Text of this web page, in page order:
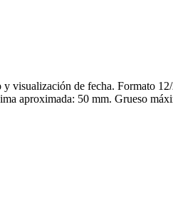
de fecha. Formato 12/
aproximada: 50 mm. Grueso